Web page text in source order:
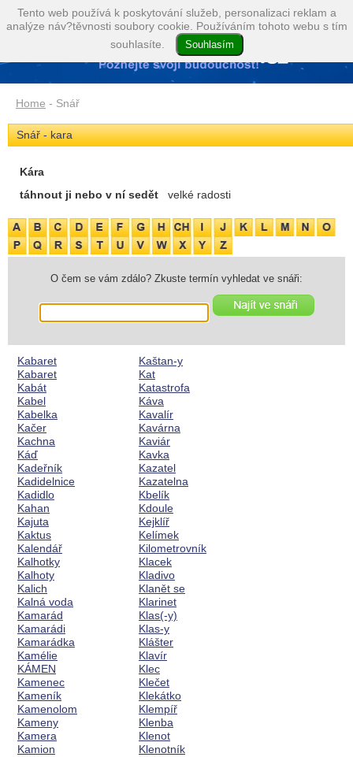
Home - Snář
Snář - kara
Kára
táhnout ji nebo v ní sedět
velké radosti
O čem se vám zdálo? Zkuste termín vyhledat ve snáři:
Kabaret
Kabaret
Kabát
Kabel
Kabelka
Kačer
Kachna
Káď
Kadeřník
Kadidelnice
Kadidlo
Kahan
Kajuta
Kaktus
Kalendář
Kalhotky
Kalhoty
Kalich
Kalná voda
Kamarád
Kamarádi
Kamarádka
Kamélie
KÁMEN
Kamenec
Kameník
Kamenolom
Kameny
Kamera
Kamion
Kaštan-y
Kat
Katastrofa
Káva
Kavalír
Kavárna
Kaviár
Kavka
Kazatel
Kazatelna
Kbelík
Kdoule
Kejklíř
Kelímek
Kilometrovník
Klacek
Kladivo
Klanět se
Klarinet
Klas(-y)
Klas-y
Klášter
Klavír
Klec
Klečet
Klekátko
Klempíř
Klenba
Klenot
Klenotník
Tento web používá k poskytování služeb, personalizaci reklam a
analýze náv?těvnosti soubory cookie. Používáním tohoto webu s tím
souhlasíte.